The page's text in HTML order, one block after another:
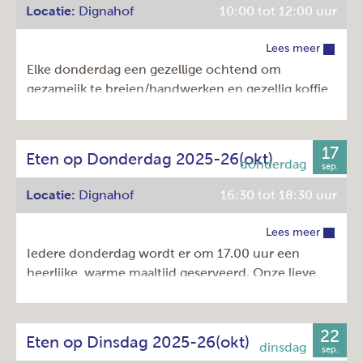
Kosten: € 11,00 en met Amstelveenpas € 7,00.
Dag:
dinsdag
Prijs:
€ 11,00
Locatie: Dignahof 10:00 tot 12:00 uur
Lees meer
Elke donderdag een gezellige ochtend om
gezameijk te breien/handwerken en gezellig koffie
Dag:
donderdag
Tijd:
10:00 - 12:00u
Herhaling:
Elke week
Prijs:
€ 0,00
17
sep.
Eten op Donderdag 2025-26(okt)
Locatie: Dignahof 16:30 tot 18:30 uur
Lees meer
Iedere donderdag wordt er om 17.00 uur een
heerlijke, warme maaltijd geserveerd. Onze lieve
22
sep.
Eten op Dinsdag 2025-26(okt)